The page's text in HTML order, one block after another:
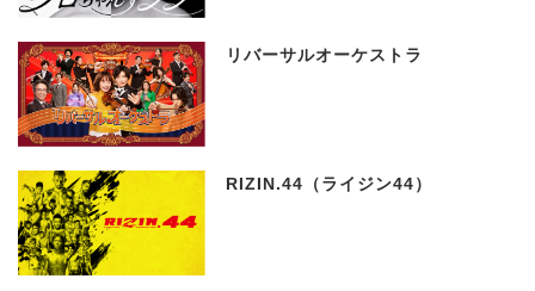
リバーサルオーケストラ
RIZIN.44（ライジン44）